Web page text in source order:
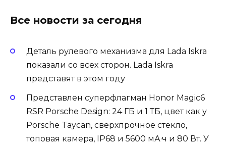
Все новости за сегодня
Деталь рулевого механизма для Lada Iskra
показали со всех сторон. Lada Iskra
представят в этом году
Представлен суперфлагман Honor Magic6
RSR Porsche Design: 24 ГБ и 1 ТБ, цвет как у
Porsche Taycan, сверхпрочное стекло,
топовая камера, IP68 и 5600 мА·ч и 80 Вт. У